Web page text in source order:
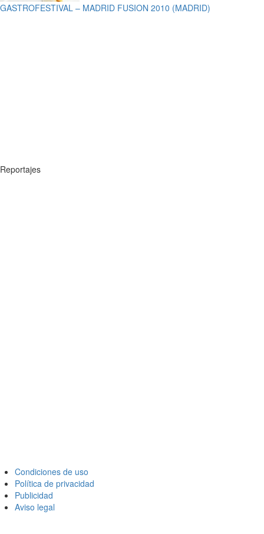
GASTROFESTIVAL – MADRID FUSION 2010 (MADRID)
Reportajes
Condiciones de uso
Política de privacidad
Publicidad
Aviso legal